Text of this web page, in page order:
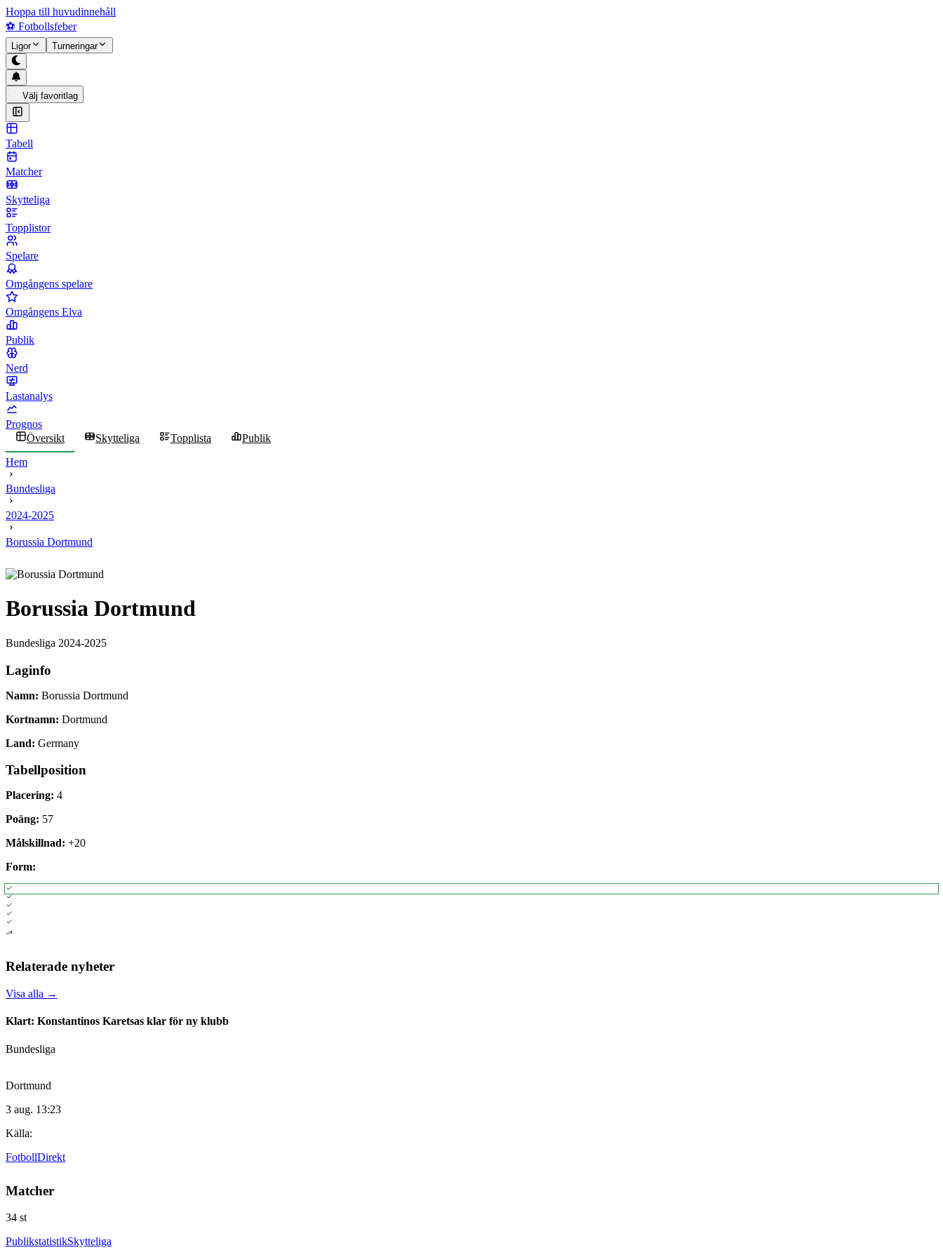
Hoppa till huvudinnehåll
⚽ Fotbollsfeber
Ligor Turneringar
Välj favoritlag
Tabell
Matcher
Skytteliga
Topplistor
Spelare
Omgångens spelare
Omgångens Elva
Publik
Nerd
Lastanalys
Prognos
Översikt
Skytteliga Topplista
Publik
Hem
Bundesliga
2024-2025
Borussia Dortmund
Borussia Dortmund
Bundesliga 2024-2025
Laginfo
Namn: Borussia Dortmund
Kortnamn: Dortmund
Land: Germany
Tabellposition
Placering: 4
Poäng: 57
Målskillnad: +20
Form:
Relaterade nyheter
Visa alla →
Klart: Konstantinos Karetsas klar för ny klubb
Bundesliga
Dortmund
3 aug. 13:23
Källa:
FotbollDirekt
Matcher
34 st
PublikstatistikSkytteliga